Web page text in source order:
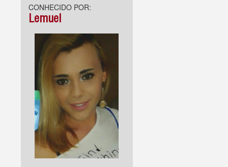
CONHECIDO POR:
Lemuel